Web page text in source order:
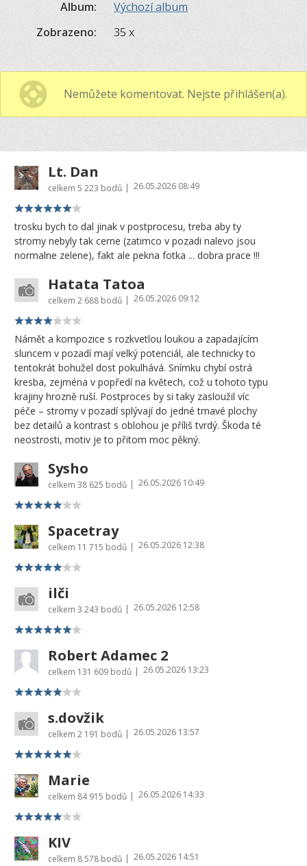
Album:
Výchozí album
Zobrazeno:
35 x
Nemůžete komentovat. Nejste přihlášen(a).
Lt. Dan
celkem 5 223 bodů | 26.05.2026 08:49
trosku bych to dal jinak v postprocesu, treba aby ty
stromy nebyly tak cerne (zatimco v pozadi nalevo jsou
normalne zelene), fakt ale pekna fotka ... dobra prace !!!
Hatata Tatoa
celkem 2 688 bodů | 26.05.2026 09:12
Námět a kompozice s rozkvetlou loukou a zapadajícím
sluncem v pozadí mají velký potenciál, ale technicky to
tentokrát bohužel dost pokulhává. Snímku chybí ostrá
kresba, zejména v popředí na květech, což u tohoto typu
krajiny hrozně ruší. Postproces by si taky zasloužil víc
péče – stromy v pozadí splývají do jedné tmavé plochy
bez detailů a kontrast s oblohou je příliš tvrdý. Škoda té
neostrosti, motiv je to přitom moc pěkný.
Sysho
celkem 38 625 bodů | 26.05.2026 10:49
Spacetray
celkem 11 715 bodů | 26.05.2026 12:38
ilči
celkem 3 243 bodů | 26.05.2026 12:58
Robert Adamec 2
celkem 131 609 bodů | 26.05.2026 13:23
s.dovžik
celkem 2 191 bodů | 26.05.2026 13:57
Marie
celkem 84 915 bodů | 26.05.2026 14:33
KIV
celkem 8 578 bodů | 26.05.2026 14:51